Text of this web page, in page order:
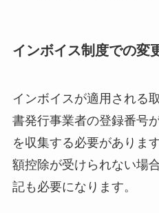
インボイス制度での変
インボイスが適用される
書発行事業者の登録番号
を収集する必要がありま
額控除が受けられない場
記も必要になります。